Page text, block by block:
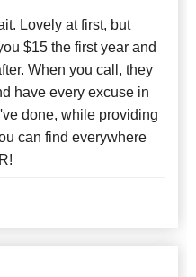
Lovely at first, but
$15 the first year and
When you call, they
have every excuse in
done, while providing
can find everywhere